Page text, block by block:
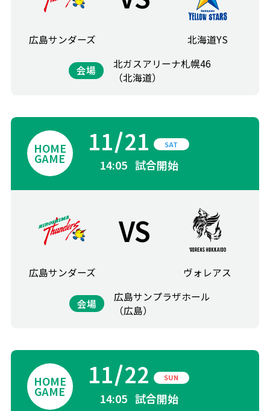
広島サンダーズ 北海道YS
会場
北ガスアリーナ札幌46
（北海道）
11 21 SAT
14:05 試合開始
広島サンダーズ
VS
ヴォレアス
会場
広島サンプラザホール
（広島）
11 22 SUN
14:05 試合開始